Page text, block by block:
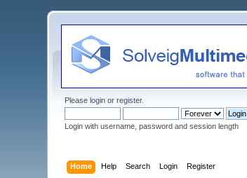
Pleaselogin orregister.
Login with username, password and session length
Home Help Search Login Register